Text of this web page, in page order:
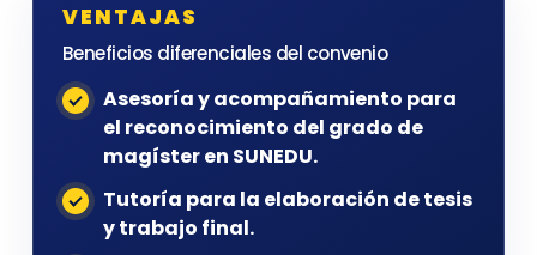
VENTAJAS
Beneficios diferenciales del convenio
Asesoría y acompañamiento para
el reconocimiento del grado de
magíster en SUNEDU.
Tutoría para la elaboración de tesis
y trabajo final.